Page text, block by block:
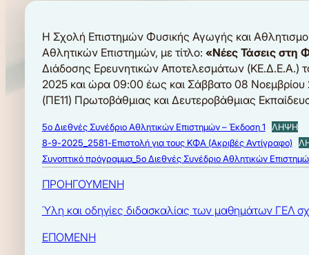
Η Σχολή Επιστημών Φυσικής Αγωγής και
Αθλητικών Επιστημών, με τίτλο: «Νέες Τάσεις στη
Διάδοσης Ερευνητικών Αποτελεσμάτων (ΚΕ.Δ.Ε.Α.)
2025 και ώρα 09:00 έως και Σάββατο 08 Νοεμβρίου
(ΠΕ11) Πρωτοβάθμιας και Δευτεροβάθμιας
5o Διεθνές Συνέδριο Αθλητικών Επιστημών – Έκδοση 1
ΛΗΨΗ
8-9-2025_2581-Επιστολή για τους ΚΦΑ (Ακριβές Αντίγραφο)
Συνοπτικό πρόγραμμα_5ο Διεθνές Συνέδριο Αθλητικών
ΠΡΟΗΓΟΥΜΕΝΗ
Ύλη και οδηγίες διδασκαλίας των μαθημάτων ΓΕΛ
ΕΠΟΜΕΝΗ